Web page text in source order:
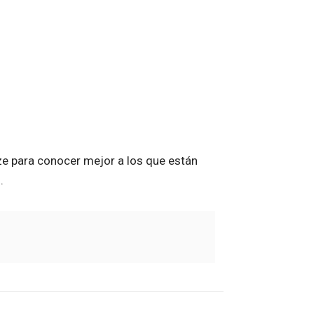
para conocer mejor a los que están